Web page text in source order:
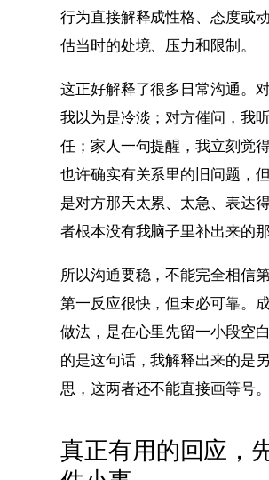
行为直接解释成性格、态度或
估当时的处境、压力和限制。
这正好解释了很多日常沟通。
我以为是冷淡；对方催问，我
任；家人一句提醒，我立刻觉得
也许确实有关系里的旧问题，
是对方那天太累、太急、表达
者根本没有我脑子里补出来的那
所以沟通要稳，不能完全相信第
第一反应很快，但未必可靠。
做法，是在心里先留一小段空
的是这句话，我解释出来的是
思，这两者还不能直接画等号。
真正有用的回应，